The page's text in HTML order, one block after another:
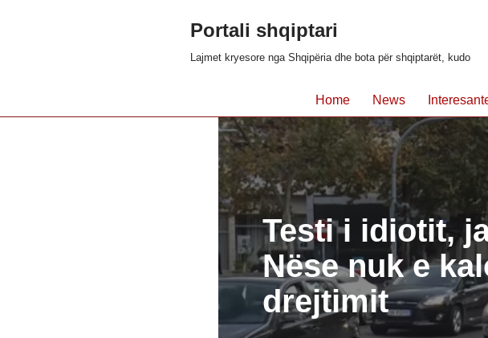
Portali shqiptari
Lajmet kryesore nga Shqipëria dhe bota për shqiptarët, kudo
Home News
Testi i idiotit,
Nëse nuk e
drejtimit